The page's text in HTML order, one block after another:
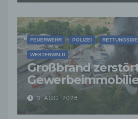
FEUERWEHR POLIZEI
WESTERWALD
Großbrand
Siershahn –
Millionenschaden
3. AUG. 2026